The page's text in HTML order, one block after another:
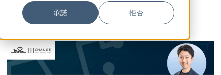
承諾 拒否
2024.11.05 イベント・セミナー